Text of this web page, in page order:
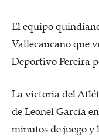
El equipo
Vallecaucano que
Deportivo Pereira
La victoria del
de Leonel García
minutos de juego y